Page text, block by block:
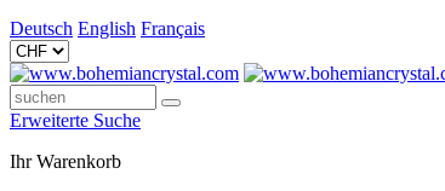
Deutsch English Français
Erweiterte Suche
Ihr Warenkorb